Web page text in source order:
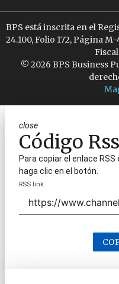
BPS está inscrita en el
24.100, Folio 172, Página
© 2026 BPS Business
close
Código Rss
Para copiar el enlace
haga clic en el botón.
RSS link